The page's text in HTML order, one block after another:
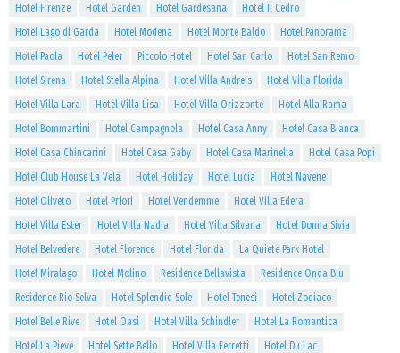
Hotel Firenze
Hotel Garden Hotel Gardesana
Hotel Il Cedro
Hotel Lago di Garda
Hotel Modena Hotel Monte Baldo
Hotel Panorama
Hotel Paola
Hotel Peler Piccolo Hotel Hotel San Carlo
Hotel San Remo
Hotel Sirena
Hotel Stella Alpina Hotel Villa Andreis
Hotel Villa Florida
Hotel Villa Lara
Hotel Villa Lisa Hotel Villa Orizzonte
Hotel Alla Rama
Hotel Bommartini
Hotel Campagnola Hotel Casa Anny
Hotel Casa Bianca
Hotel Casa Chincarini
Hotel Casa Gaby Hotel Casa Marinella
Hotel Casa Popi
Hotel Club House La Vela
Hotel Holiday Hotel Lucia
Hotel Navene
Hotel Oliveto
Hotel Priori Hotel Vendemme
Hotel Villa Edera
Hotel Villa Ester
Hotel Villa Nadia Hotel Villa Silvana
Hotel Donna Sivia
Hotel Belvedere
Hotel Florence Hotel Florida
La Quiete Park Hotel
Hotel Miralago
Hotel Molino Residence Bellavista
Residence Onda Blu
Residence Rio Selva
Hotel Splendid Sole Hotel Tenesi
Hotel Zodiaco
Hotel Belle Rive
Hotel Oasi Hotel Villa Schindler
Hotel La Romantica
Hotel La Pieve
Hotel Sette Bello Hotel Villa Ferretti
Hotel Du Lac